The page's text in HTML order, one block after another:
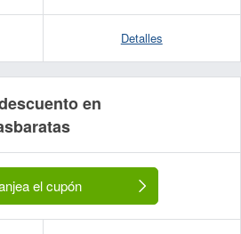
Detalles
en
el cupón